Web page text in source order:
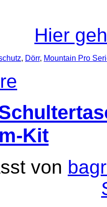
Hier
, Dörr, Mountain Pro
Kit
von